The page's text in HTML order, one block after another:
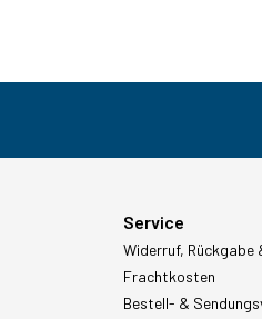
Service
Widerruf, Rückgabe
Frachtkosten
Bestell- &